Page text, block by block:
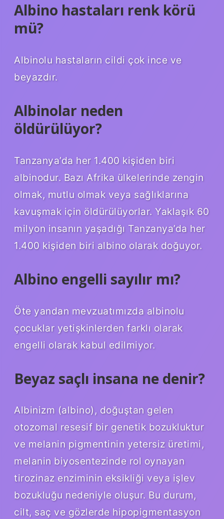
Albino hastaları renk körü
mü?
Albinolu hastaların cildi çok ince ve
beyazdır.
Albinolar neden
öldürülüyor?
Tanzanya’da her 1.400 kişiden biri
albinodur. Bazı Afrika ülkelerinde zengin
olmak, mutlu olmak veya sağlıklarına
kavuşmak için öldürülüyorlar. Yaklaşık 60
milyon insanın yaşadığı Tanzanya’da her
1.400 kişiden biri albino olarak doğuyor.
Albino engelli sayılır mı?
Öte yandan mevzuatımızda albinolu
çocuklar yetişkinlerden farklı olarak
engelli olarak kabul edilmiyor.
Beyaz saçlı insana ne denir?
Albinizm (albino), doğuştan gelen
otozomal resesif bir genetik bozukluktur
ve melanin pigmentinin yetersiz üretimi,
melanin biyosentezinde rol oynayan
tirozinaz enziminin eksikliği veya işlev
bozukluğu nedeniyle oluşur. Bu durum,
cilt, saç ve gözlerde hipopigmentasyon